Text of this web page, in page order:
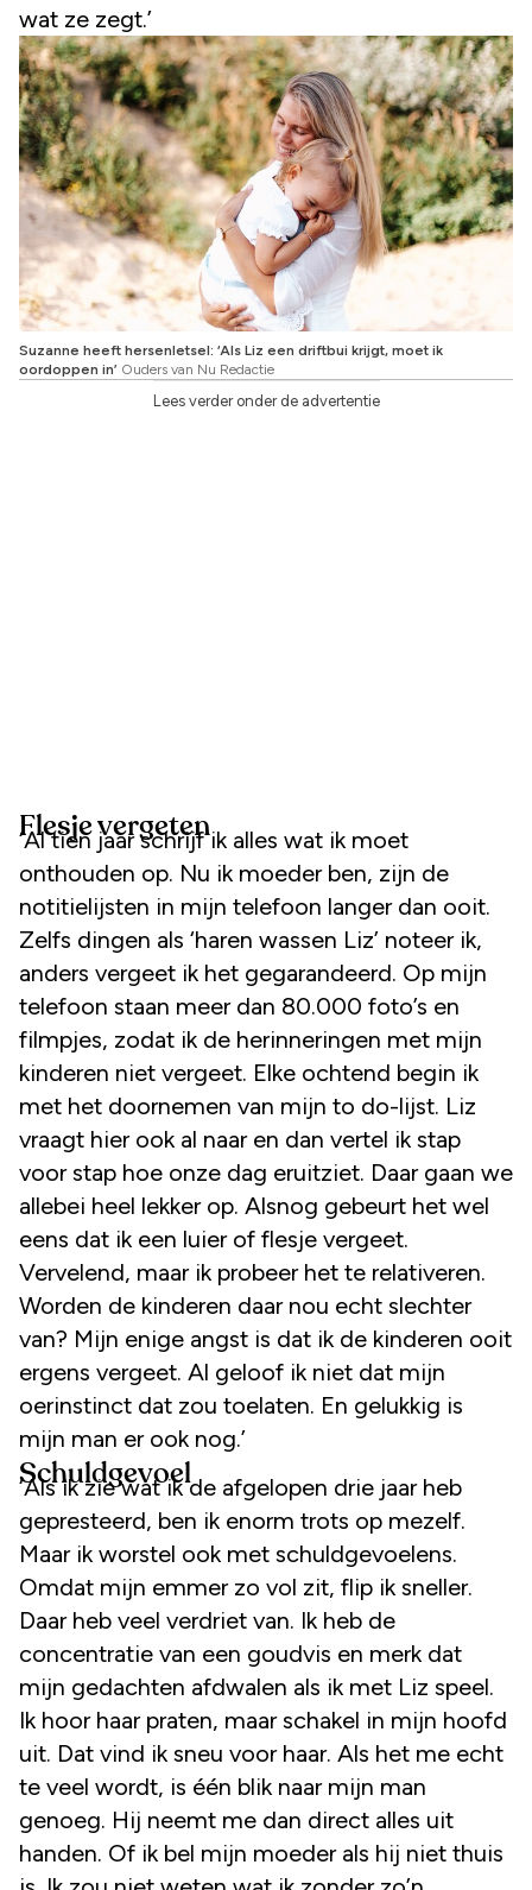
wat ze zegt.’
Suzanne heeft hersenletsel: ‘Als Liz een driftbui krijgt, moet ik
oordoppen in’ Ouders van Nu Redactie
Lees verder onder de advertentie
Flesje vergeten
‘Al tien jaar schrijf ik alles wat ik moet
onthouden op. Nu ik moeder ben, zijn de
notitielijsten in mijn telefoon langer dan ooit.
Zelfs dingen als ‘haren wassen Liz’ noteer ik,
anders vergeet ik het gegarandeerd. Op mijn
telefoon staan meer dan 80.000 foto’s en
filmpjes, zodat ik de herinneringen met mijn
kinderen niet vergeet. Elke ochtend begin ik
met het doornemen van mijn to do-lijst. Liz
vraagt hier ook al naar en dan vertel ik stap
voor stap hoe onze dag eruitziet. Daar gaan we
allebei heel lekker op. Alsnog gebeurt het wel
eens dat ik een luier of flesje vergeet.
Vervelend, maar ik probeer het te relativeren.
Worden de kinderen daar nou echt slechter
van? Mijn enige angst is dat ik de kinderen ooit
ergens vergeet. Al geloof ik niet dat mijn
oerinstinct dat zou toelaten. En gelukkig is
mijn man er ook nog.’
Schuldgevoel
‘Als ik zie wat ik de afgelopen drie jaar heb
gepresteerd, ben ik enorm trots op mezelf.
Maar ik worstel ook met schuldgevoelens.
Omdat mijn emmer zo vol zit, flip ik sneller.
Daar heb veel verdriet van. Ik heb de
concentratie van een goudvis en merk dat
mijn gedachten afdwalen als ik met Liz speel.
Ik hoor haar praten, maar schakel in mijn hoofd
uit. Dat vind ik sneu voor haar. Als het me echt
te veel wordt, is één blik naar mijn man
genoeg. Hij neemt me dan direct alles uit
handen. Of ik bel mijn moeder als hij niet thuis